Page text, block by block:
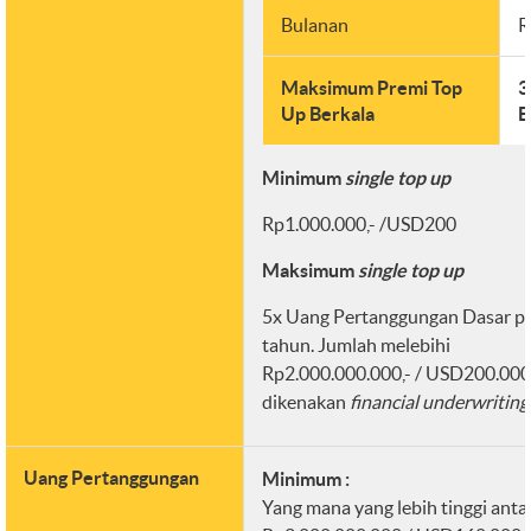
Bulanan
Maksimum Premi Top
Up Berkala
Minimum single top up
Rp1.000.000,- /USD200
Maksimum single top up
5x Uang Pertanggungan Dasar
tahun. Jumlah melebihi
Rp2.000.000.000,- / USD200.000
dikenakan financial underwriting.
Uang Pertanggungan
Minimum :
Yang mana yang lebih tinggi